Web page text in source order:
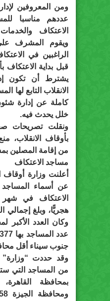
ومن المعروفين
عددهم مناسبا
الاعتكاف
ويقوم المشرف
الراغبين في
قبل بداية الاعتكاف
يشترط أن تكون
الانقلاب التابع لها
كاملة عن إدارة
خلل يحدث فيه.
ونقلت تصريحات
بأوقاف الانقلاب،
من إقامة المصلين
مساجد الاعتكاف
أعلنت وزارة أوقاف
عن أسماء المساجد
وكان العدد الأكبر
جنوب سيناء أقل محافظة
وقد حددت “وزارة”
من المساجد التي